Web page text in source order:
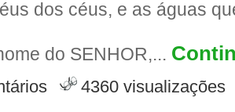
dos céus, e as águas
do SENHOR,...
4360 visualizações